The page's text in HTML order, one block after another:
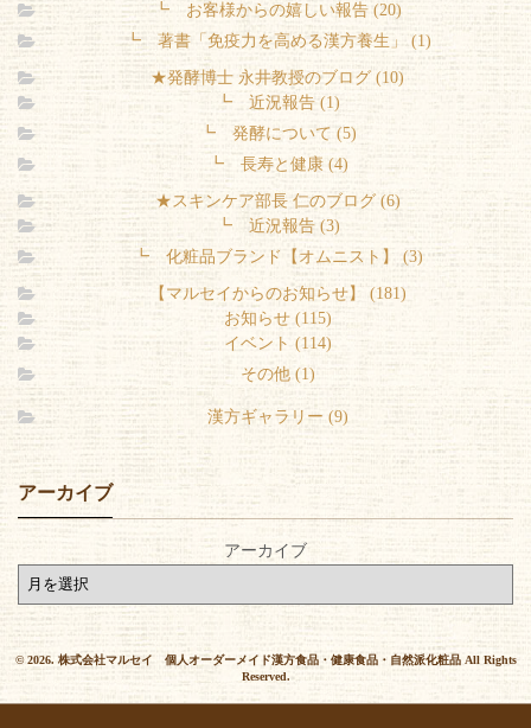
┗ お客様からの嬉しい報告 (20)
┗ 著書「免疫力を高める漢方養生」 (1)
★発酵博士 永井教授のブログ (10)
┗ 近況報告 (1)
┗ 発酵について (5)
┗ 長寿と健康 (4)
★スキンケア部長 仁のブログ (6)
┗ 近況報告 (3)
┗ 化粧品ブランド【オムニスト】 (3)
【マルセイからのお知らせ】 (181)
お知らせ (115)
イベント (114)
その他 (1)
漢方ギャラリー (9)
アーカイブ
アーカイブ
© 2026. 株式会社マルセイ 個人オーダーメイド漢方食品・健康食品・自然派化粧品 All Rights
Reserved.